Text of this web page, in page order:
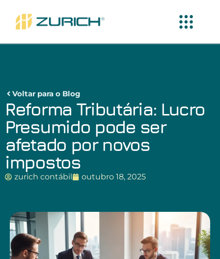
Voltar para o Blog
Reforma Tributária: Lucro
Presumido pode ser
afetado por novos
impostos
zurich contábil outubro 18, 2025